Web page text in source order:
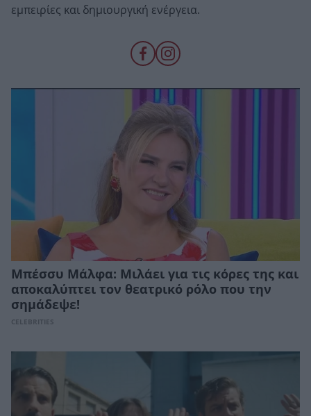
εμπειρίες και δημιουργική ενέργεια.
Μπέσσυ Μάλφα: Μιλάει για τις κόρες της και
αποκαλύπτει τον θεατρικό ρόλο που την
σημάδεψε!
CELEBRITIES